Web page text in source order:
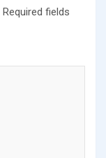
Required fields